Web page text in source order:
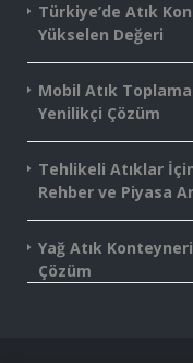
Türkiye’de Atık
Yükselen Değeri
Mobil Atık
Yenilikçi Çözüm
Tehlikeli Atıklar
Rehber ve Piyasa
Yağ Atık
Çözüm